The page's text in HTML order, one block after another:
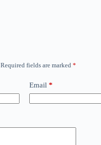
Required fields are marked *
Email *